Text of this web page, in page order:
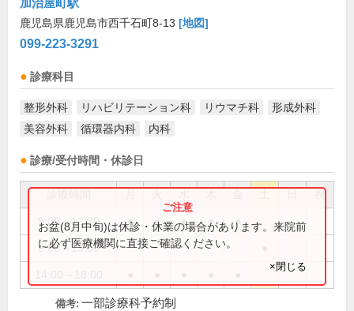
加治屋町駅
鹿児島県鹿児島市西千石町8-13 [地図]
099-223-3291
診療科目
整形外科 リハビリテーション科 リウマチ科
形成外科
美容外科
循環器内科 内科
診療/受付時間・休診日
祝
9:00～12:30 ● ● ● ● ●
9:00～13:00
お盆(8月中旬)は休診・休業の場合があります。来院前
に必ず医療機関に直接ご確認ください。
×閉じる
備考: 一部診療科予約制